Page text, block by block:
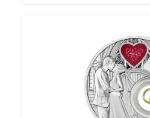
Цена